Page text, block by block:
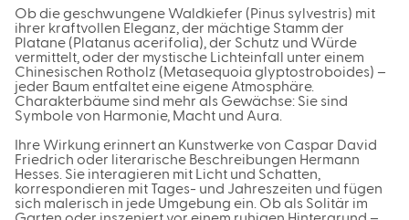
Ob die geschwungene Waldkiefer (Pinus sylvestris) mit
ihrer kraftvollen Eleganz, der mächtige Stamm der
Platane (Platanus acerifolia), der Schutz und Würde
vermittelt, oder der mystische Lichteinfall unter einem
Chinesischen Rotholz (Metasequoia glyptostroboides) –
jeder Baum entfaltet eine eigene Atmosphäre.
Charakterbäume sind mehr als Gewächse: Sie sind
Symbole von Harmonie, Macht und Aura.
Ihre Wirkung erinnert an Kunstwerke von Caspar David
Friedrich oder literarische Beschreibungen Hermann
Hesses. Sie interagieren mit Licht und Schatten,
korrespondieren mit Tages- und Jahreszeiten und fügen
sich malerisch in jede Umgebung ein. Ob als Solitär im